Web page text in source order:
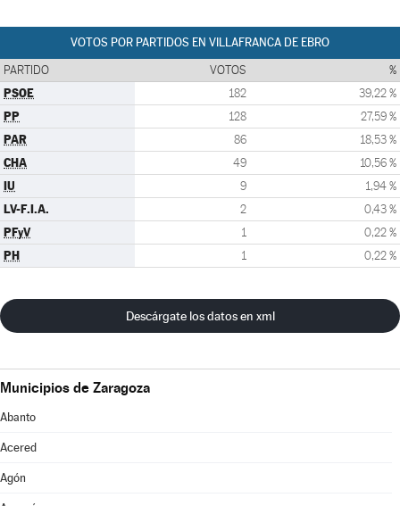
VOTOS POR PARTIDOS EN VILLAFRANCA DE EBRO
PARTIDO VOTOS %
PSOE 182 39,22 %
PP 128 27,59 %
PAR 86 18,53 %
CHA 49 10,56 %
IU 9 1,94 %
LV-F.I.A. 2 0,43 %
PFyV 1 0,22 %
PH 1 0,22 %
Descárgate los datos en xml
Municipios de Zaragoza
Abanto
Acered
Agón